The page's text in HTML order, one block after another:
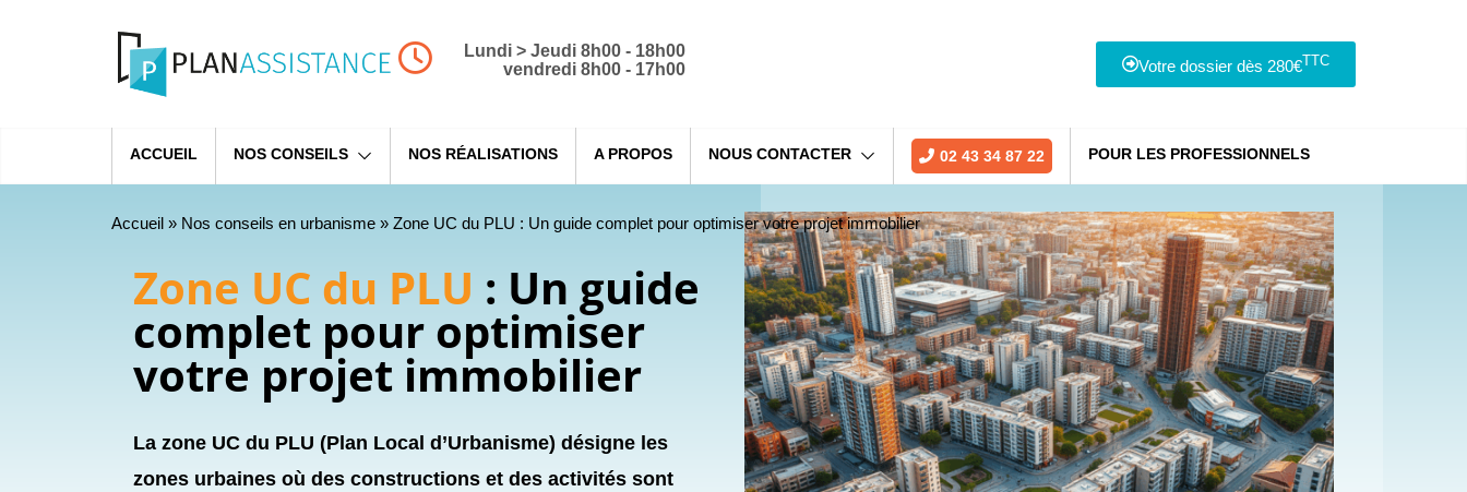
Lundi > Jeudi 8h00 - 18h00
vendredi 8h00 - 17h00
Votre dossier dès 280€TTC
ACCUEIL NOS CONSEILS NOS RÉALISATIONS A PROPOS NOUS CONTACTER 02 43 34 87 22 POUR LES PROFESSIONNELS
Accueil » Nos conseils en urbanisme » Zone UC du PLU : Un guide complet pour optimiser votre projet immobilier
Zone UC du PLU : Un guide
complet pour optimiser
votre projet immobilier
La zone UC du PLU (Plan Local d’Urbanisme) désigne les
zones urbaines où des constructions et des activités sont